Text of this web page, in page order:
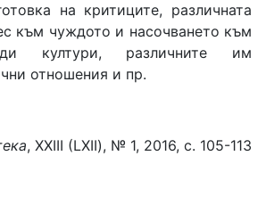
на критиците, различната
към чуждото и насочването към
култури, различните им
отношения и пр.
, ХХІІІ (LXII), № 1, 2016, с. 105-113